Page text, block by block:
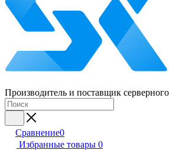
Производитель и поставщик
Сравнение0
Избранные товары 0